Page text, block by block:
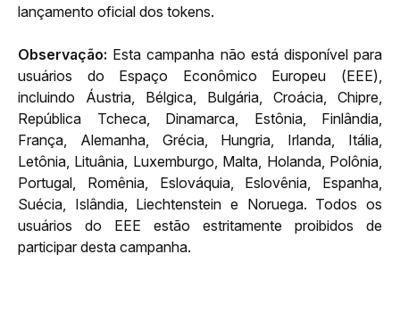
lançamento oficial dos tokens.
Observação: Esta campanha não está disponível para
usuários do Espaço Econômico Europeu (EEE),
incluindo Áustria, Bélgica, Bulgária, Croácia, Chipre,
República Tcheca, Dinamarca, Estônia, Finlândia,
França, Alemanha, Grécia, Hungria, Irlanda, Itália,
Letônia, Lituânia, Luxemburgo, Malta, Holanda, Polônia,
Portugal, Romênia, Eslováquia, Eslovênia, Espanha,
Suécia, Islândia, Liechtenstein e Noruega. Todos os
usuários do EEE estão estritamente proibidos de
participar desta campanha.